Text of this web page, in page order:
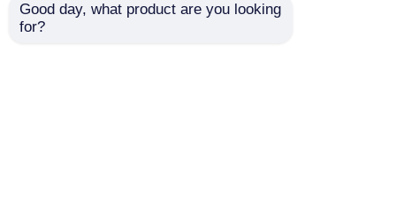
Good day, what product are you looking
for?